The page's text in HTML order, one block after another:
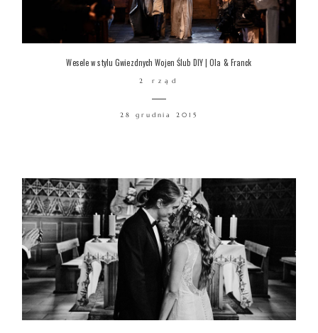
Wesele w stylu Gwiezdnych Wojen Ślub DIY | Ola & Franck
2 rząd
28 grudnia 2015